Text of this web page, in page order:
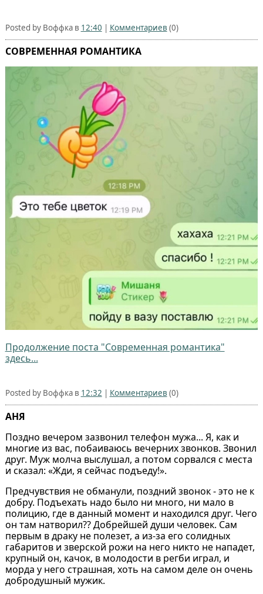
Posted by Воффка в 12:40 | Комментариев (0)
СОВРЕМЕННАЯ РОМАНТИКА
Продолжение поста "Современная романтика"
здесь...
Posted by Воффка в 12:32 | Комментариев (0)
АНЯ
Поздно вечером зазвонил телефон мужа... Я, как и
многие из вас, побаиваюсь вечерних звонков. Звонил
друг. Муж молча выслушал, а потом сорвался с места
и сказал: «Жди, я сейчас подъеду!».
Предчувствия не обманули, поздний звонок - это не к
добру. Подъехать надо было ни много, ни мало в
полицию, где в данный момент и находился друг. Чего
он там натворил?? Добрейшей души человек. Сам
первым в драку не полезет, а из-за его солидных
габаритов и зверской рожи на него никто не нападет,
крупный он, качок, в молодости в регби играл, и
морда у него страшная, хоть на самом деле он очень
добродушный мужик.